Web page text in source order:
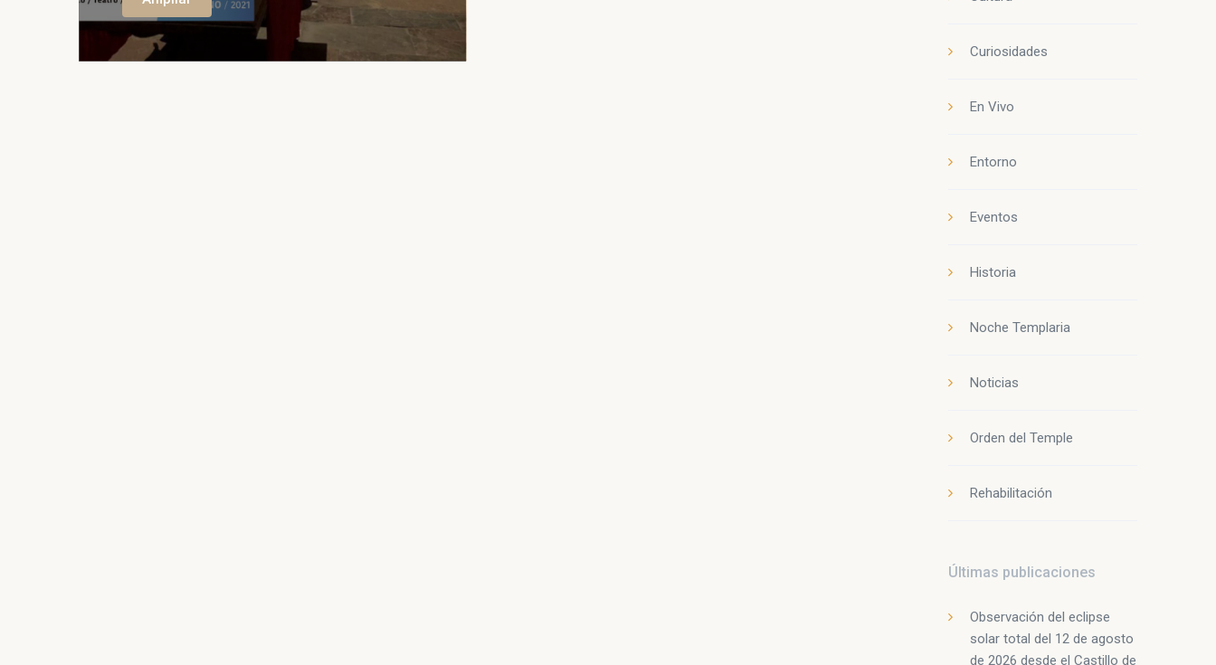
Curiosidades
En Vivo
Entorno
Eventos
Historia
Noche Templaria
Noticias
Orden del Temple
Rehabilitación
Últimas publicaciones
Observación del eclipse
solar total del 12 de agosto
de 2026 desde el Castillo de